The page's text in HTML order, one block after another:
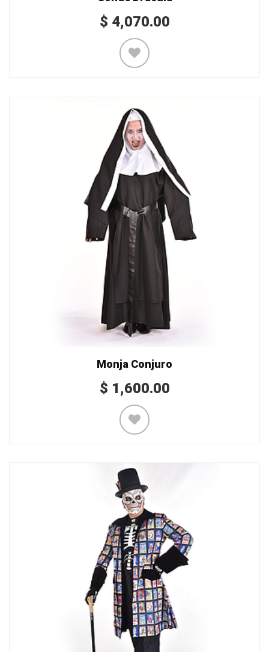
$ 4,070.00
Monja Conjuro
$ 1,600.00